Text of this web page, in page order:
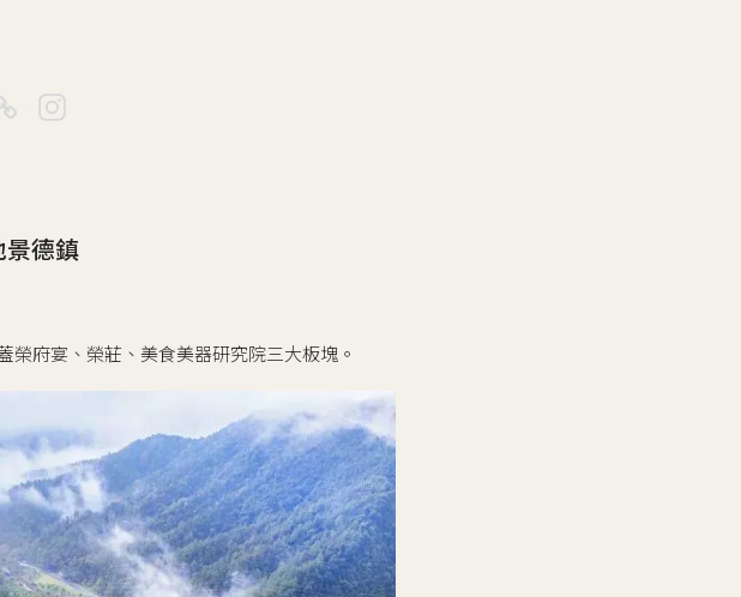
德鎮
府宴、榮莊、美食美器研究院三大板塊。